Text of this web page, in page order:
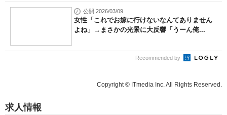
公開 2026/03/09
女性「これでお嫁に行けないなんてありません
よね」→まさかの光景に大反響「うーん俺...
Recommended by
Copyright © ITmedia Inc. All Rights Reserved.
求人情報